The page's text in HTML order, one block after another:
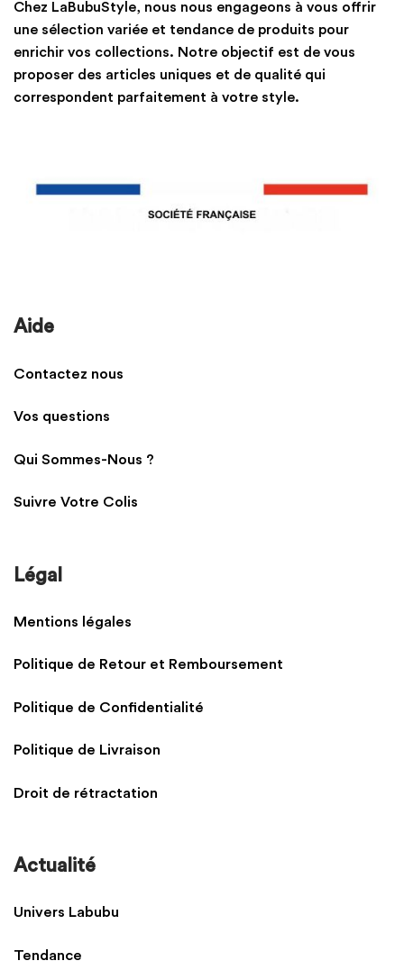
Chez LaBubuStyle, nous nous engageons à vous offrir
une sélection variée et tendance de produits pour
enrichir vos collections. Notre objectif est de vous
proposer des articles uniques et de qualité qui
correspondent parfaitement à votre style.
Aide
Contactez nous
Vos questions
Qui Sommes-Nous ?
Suivre Votre Colis
Légal
Mentions légales
Politique de Retour et Remboursement
Politique de Confidentialité
Politique de Livraison
Droit de rétractation
Actualité
Univers Labubu
Tendance